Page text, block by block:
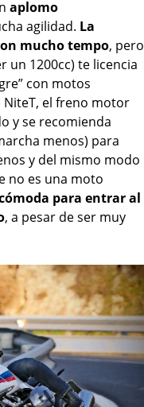
aplomo
agilidad. La
mucho tempo, pero
un 1200cc) te licencia
con motos
NiteT, el freno motor
y se recomienda
menos) para
y del mismo modo
no es una moto
para entrar al
, a pesar de ser muy